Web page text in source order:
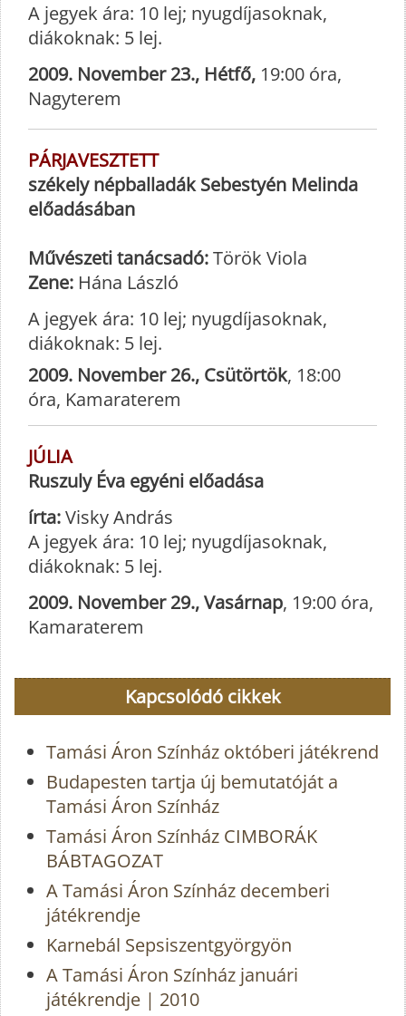
A jegyek ára: 10 lej; nyugdíjasoknak,
diákoknak: 5 lej.
2009. November 23., Hétfő, 19:00 óra,
Nagyterem
PÁRJAVESZTETT
székely népballadák Sebestyén Melinda
előadásában
Művészeti tanácsadó:Török Viola
Zene: Hána László
A jegyek ára: 10 lej; nyugdíjasoknak,
diákoknak: 5 lej.
2009. November 26., Csütörtök, 18:00
óra, Kamaraterem
JÚLIA
Ruszuly Éva egyéni előadása
írta:Visky András
A jegyek ára: 10 lej; nyugdíjasoknak,
diákoknak: 5 lej.
2009. November 29., Vasárnap, 19:00 óra,
Kamaraterem
Kapcsolódó cikkek
Tamási Áron Színház októberi játékrend
Budapesten tartja új bemutatóját a
Tamási Áron Színház
Tamási Áron Színház CIMBORÁK
BÁBTAGOZAT
A Tamási Áron Színház decemberi
játékrendje
Karnebál Sepsiszentgyörgyön
A Tamási Áron Színház januári
játékrendje | 2010